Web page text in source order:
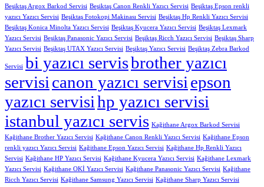
Beşiktaş Argox Barkod Servisi Beşiktaş Canon Renkli Yazıcı Servisi Beşiktaş Epson renkli
yazıcı Yazıcı Servisi Beşiktaş Fotokopi Makinası Servisi Beşiktaş Hp Renkli Yazıcı Servisi
Beşiktaş Konica Minolta Yazıcı Servisi Beşiktaş Kyucera Yazıcı Servisi Beşiktaş Lexmark
Yazıcı Servisi Beşiktaş Panasonic Yazıcı Servisi Beşiktaş Ricch Yazıcı Servisi Beşiktaş Sharp
Yazıcı Servisi Beşiktaş UTAX Yazıcı Servisi Beşiktaş Yazıcı Servisi Beşiktaş Zebra Barkod
Servisi bi yazıcı servisbrother yazıcı
servisi canon yazıcı servisi epson
yazıcı servisihp yazıcı servisi
istanbul yazıcı servis Kağithane Argox Barkod Servisi
Kağithane Brother Yazıcı Servisi Kağithane Canon Renkli Yazıcı Servisi Kağithane Epson
renkli yazıcı Yazıcı Servisi Kağithane Epson Yazıcı Servisi Kağithane Hp Renkli Yazıcı
Servisi Kağithane HP Yazıcı Servisi Kağithane Kyucera Yazıcı Servisi Kağithane Lexmark
Yazıcı Servisi Kağithane OKİ Yazıcı Servisi Kağithane Panasonic Yazıcı Servisi Kağithane
Ricch Yazıcı Servisi Kağithane Samsung Yazıcı Servisi Kağithane Sharp Yazıcı Servisi